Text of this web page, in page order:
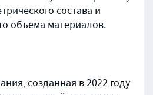
состава и
объема материалов.
созданная в 2022 году